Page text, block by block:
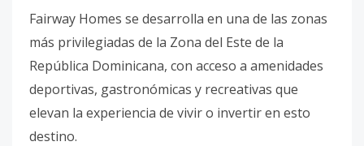
Fairway Homes se desarrolla en una de las zonas
más privilegiadas de la Zona del Este de la
República Dominicana, con acceso a amenidades
deportivas, gastronómicas y recreativas que
elevan la experiencia de vivir o invertir en esto
destino.